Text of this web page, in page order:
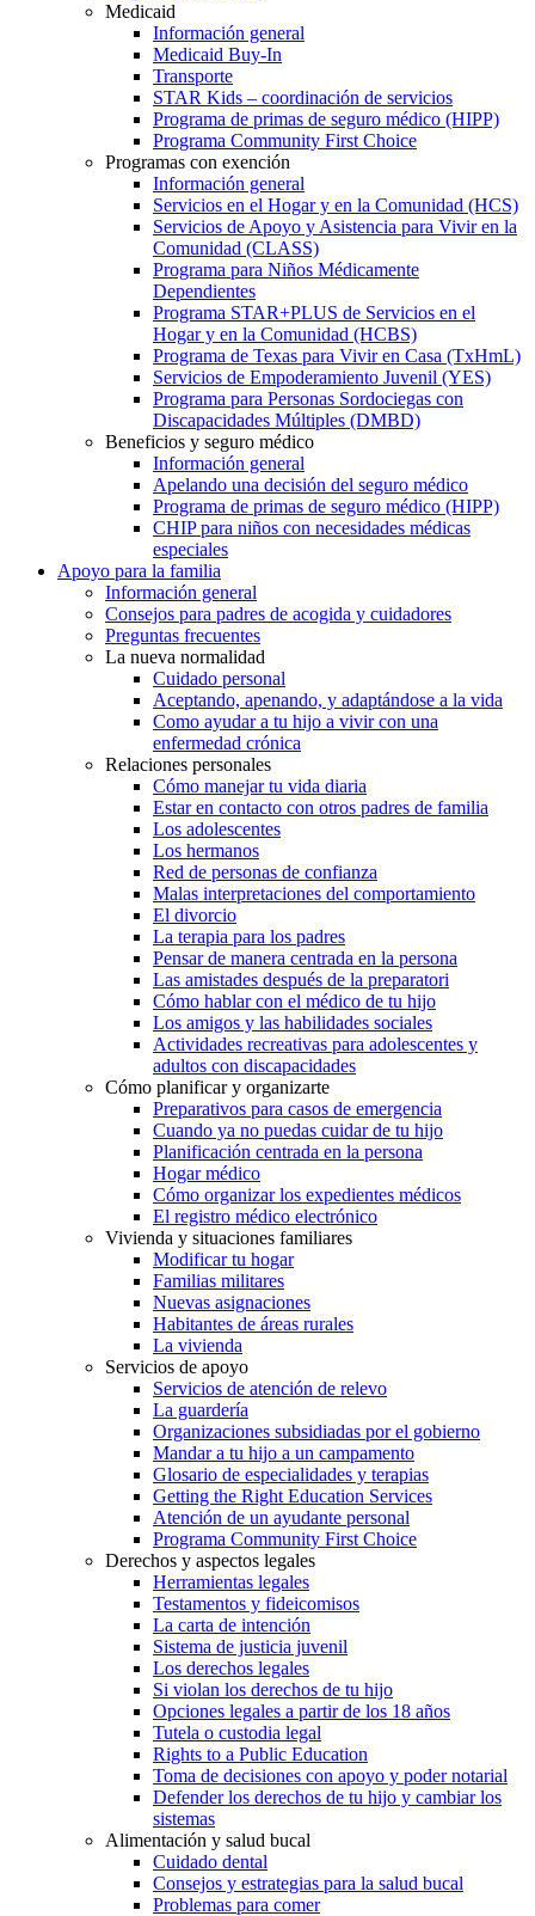
Medicaid
Información general
Medicaid Buy-In
Transporte
STAR Kids – coordinación de servicios
Programa de primas de seguro médico (HIPP)
Programa Community First Choice
Programas con exención
Información general
Servicios en el Hogar y en la Comunidad (HCS)
Servicios de Apoyo y Asistencia para Vivir en la
Comunidad (CLASS)
Programa para Niños Médicamente
Dependientes
Programa STAR+PLUS de Servicios en el
Hogar y en la Comunidad (HCBS)
Programa de Texas para Vivir en Casa (TxHmL)
Servicios de Empoderamiento Juvenil (YES)
Programa para Personas Sordociegas con
Discapacidades Múltiples (DMBD)
Beneficios y seguro médico
Información general
Apelando una decisión del seguro médico
Programa de primas de seguro médico (HIPP)
CHIP para niños con necesidades médicas
especiales
Apoyo para la familia
Información general
Consejos para padres de acogida y cuidadores
Preguntas frecuentes
La nueva normalidad
Cuidado personal
Aceptando, apenando, y adaptándose a la vida
Como ayudar a tu hijo a vivir con una
enfermedad crónica
Relaciones personales
Cómo manejar tu vida diaria
Estar en contacto con otros padres de familia
Los adolescentes
Los hermanos
Red de personas de confianza
Malas interpretaciones del comportamiento
El divorcio
La terapia para los padres
Pensar de manera centrada en la persona
Las amistades después de la preparatori
Cómo hablar con el médico de tu hijo
Los amigos y las habilidades sociales
Actividades recreativas para adolescentes y
adultos con discapacidades
Cómo planificar y organizarte
Preparativos para casos de emergencia
Cuando ya no puedas cuidar de tu hijo
Planificación centrada en la persona
Hogar médico
Cómo organizar los expedientes médicos
El registro médico electrónico
Vivienda y situaciones familiares
Modificar tu hogar
Familias militares
Nuevas asignaciones
Habitantes de áreas rurales
La vivienda
Servicios de apoyo
Servicios de atención de relevo
La guardería
Organizaciones subsidiadas por el gobierno
Mandar a tu hijo a un campamento
Glosario de especialidades y terapias
Getting the Right Education Services
Atención de un ayudante personal
Programa Community First Choice
Derechos y aspectos legales
Herramientas legales
Testamentos y fideicomisos
La carta de intención
Sistema de justicia juvenil
Los derechos legales
Si violan los derechos de tu hijo
Opciones legales a partir de los 18 años
Tutela o custodia legal
Rights to a Public Education
Toma de decisiones con apoyo y poder notarial
Defender los derechos de tu hijo y cambiar los
sistemas
Alimentación y salud bucal
Cuidado dental
Consejos y estrategias para la salud bucal
Problemas para comer